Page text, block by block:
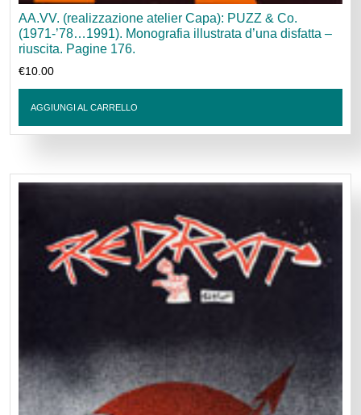
AA.VV. (realizzazione atelier Capa): PUZZ & Co.
(1971-’78…1991). Monografia illustrata d’una disfatta –
riuscita. Pagine 176.
€10.00
AGGIUNGI AL CARRELLO